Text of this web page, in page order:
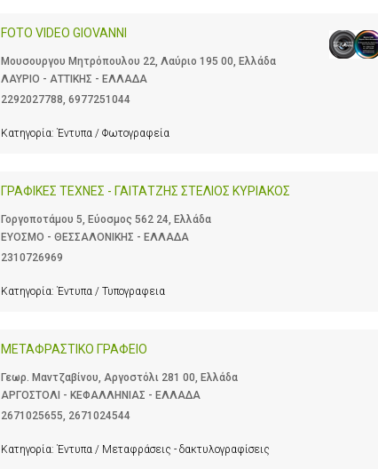
FOTO VIDEO GIOVANNI
Μουσουργου Μητρόπουλου 22, Λαύριο 195 00, Ελλάδα
ΛΑΥΡΙΟ - ΑΤΤΙΚΗΣ - ΕΛΛΑΔΑ
2292027788 6977251044
Κατηγορία: Έντυπα / Φωτογραφεία
ΓΡΑΦΙΚΕΣ ΤΕΧΝΕΣ - ΓΑΙΤΑΤΖΗΣ ΣΤΕΛΙΟΣ ΚΥΡΙΑΚΟΣ
Γοργοποτάμου 5, Εύοσμος 562 24, Ελλάδα
ΕΥΟΣΜΟ - ΘΕΣΣΑΛΟΝΙΚΗΣ - ΕΛΛΑΔΑ
2310726969
Κατηγορία: Έντυπα / Τυπογραφεια
ΜΕΤΑΦΡΑΣΤΙΚΟ ΓΡΑΦΕΙΟ
Γεωρ. Μαντζαβίνου, Αργοστόλι 281 00, Ελλάδα
ΑΡΓΟΣΤΟΛΙ - ΚΕΦΑΛΛΗΝΙΑΣ - ΕΛΛΑΔΑ
2671025655, 2671024544
Κατηγορία: Έντυπα / Μεταφράσεις - δακτυλογραφίσεις